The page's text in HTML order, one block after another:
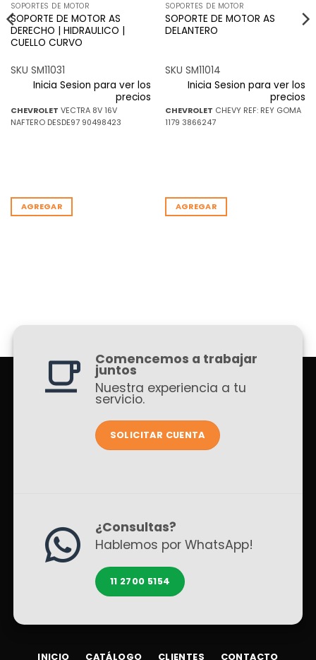
SOPORTES DE MOTOR
SOPORTE DE MOTOR AS
DERECHO | HIDRAULICO |
CUELLO CURVO
SKU SM11031
Inicia Sesion para ver los
precios
CHEVROLET VECTRA 8V 16V
NAFTERO DESDE97 90498423
AGREGAR
SOPORTES DE MOTOR
SOPORTE DE MOTOR AS
DELANTERO
SKU SM11014
Inicia Sesion para ver los
precios
CHEVROLET CHEVY REF: REY GOMA
1179 3866247
AGREGAR
Comencemos a trabajar
juntos
Nuestra experiencia a tu
servicio.
SOLICITAR CUENTA
¿Consultas?
Hablemos por WhatsApp!
11 2700 5154
INICIO CATÁLOGO CLIENTES CONTACTO